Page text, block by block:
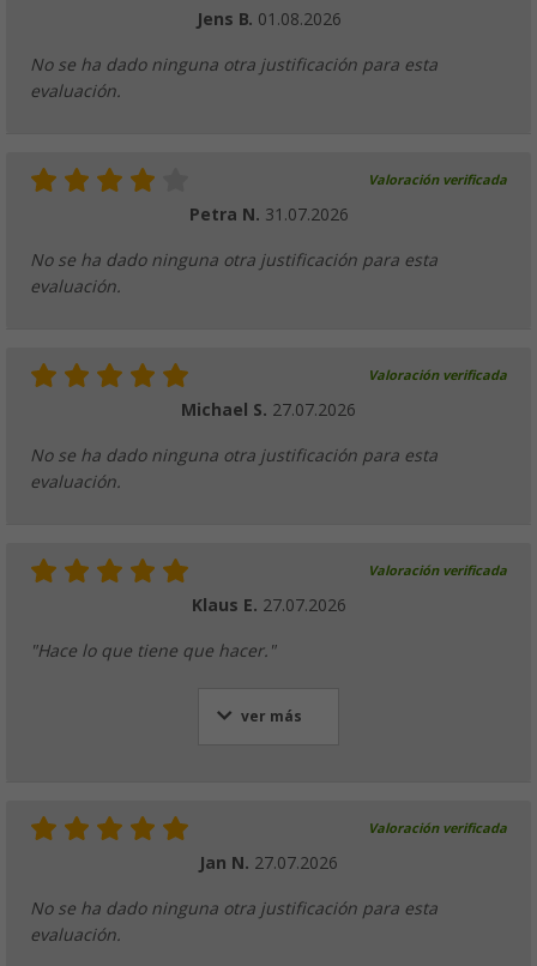
Jens B. 01.08.2026
No se ha dado ninguna otra justificación para esta
evaluación.
Valoración verificada
Petra N. 31.07.2026
No se ha dado ninguna otra justificación para esta
evaluación.
Valoración verificada
Michael S. 27.07.2026
No se ha dado ninguna otra justificación para esta
evaluación.
Valoración verificada
Klaus E. 27.07.2026
"Hace lo que tiene que hacer."
ver más
Valoración verificada
Jan N. 27.07.2026
No se ha dado ninguna otra justificación para esta
evaluación.